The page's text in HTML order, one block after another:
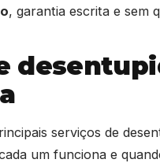
, garantia escrita e sem
serviços de
um funciona e